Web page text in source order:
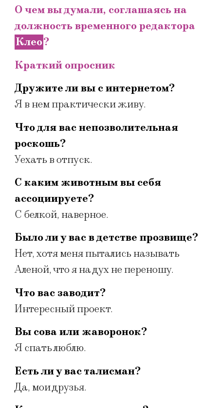
О чем вы думали, соглашаясь на
должность временного редактора
Клео?
Краткий опросник
Дружите ли вы с интернетом?
Я в нем практически живу.
Что для вас непозволительная
роскошь?
Уехать в отпуск.
С каким животным вы себя
ассоциируете?
C белкой, наверное.
Было ли у вас в детстве прозвище?
Нет, хотя меня пытались называть
Аленой, что я на дух не переношу.
Что вас заводит?
Интересный проект.
Вы сова или жаворонок?
Я спать люблю.
Есть ли у вас талисман?
Да, мои друзья.